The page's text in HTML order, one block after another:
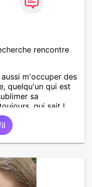
rencontre
m'occuper des
quelqu'un qui est
sa
qui sait !